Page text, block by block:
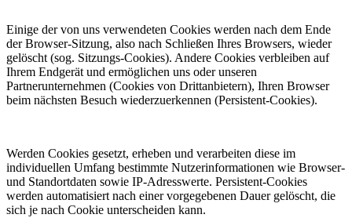
Einige der von uns verwendeten Cookies werden nach dem Ende
der Browser-Sitzung, also nach Schließen Ihres Browsers, wieder
gelöscht (sog. Sitzungs-Cookies). Andere Cookies verbleiben auf
Ihrem Endgerät und ermöglichen uns oder unseren
Partnerunternehmen (Cookies von Drittanbietern), Ihren Browser
beim nächsten Besuch wiederzuerkennen (Persistent-Cookies).
Werden Cookies gesetzt, erheben und verarbeiten diese im
individuellen Umfang bestimmte Nutzerinformationen wie Browser-
und Standortdaten sowie IP-Adresswerte. Persistent-Cookies
werden automatisiert nach einer vorgegebenen Dauer gelöscht, die
sich je nach Cookie unterscheiden kann.